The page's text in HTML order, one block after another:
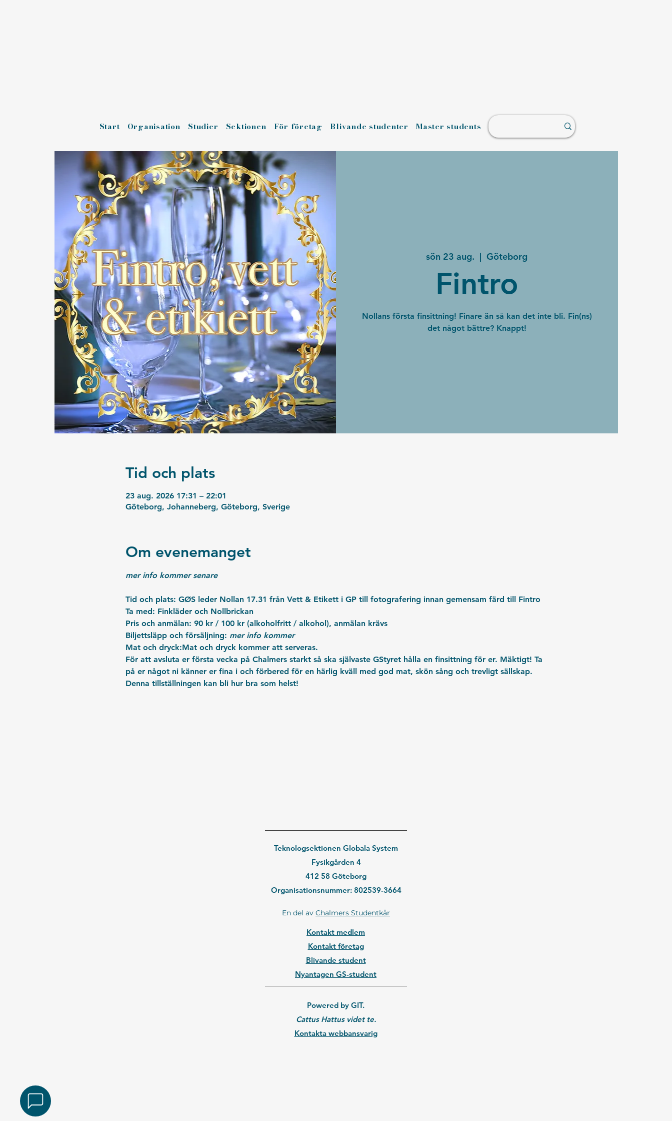
Start Organisation Studier Sektionen För företag Blivande studenter Master students
sön 23 aug.
  |
Göteborg
Fintro
Nollans första finsittning! Finare än så kan det inte bli. Fin(ns)
det något bättre? Knappt!
Tid och plats
23 aug. 2026 17:31 – 22:01
Göteborg, Johanneberg, Göteborg, Sverige
Om evenemanget
mer info kommer senare
Tid och plats: GØS leder Nollan 17.31 från Vett & Etikett i GP till fotografering innan gemensam färd till Fintro
Ta med: Finkläder och Nollbrickan
Pris och anmälan: 90 kr / 100 kr (alkoholfritt / alkohol), anmälan krävs
Biljettsläpp och försäljning: mer info kommer
Mat och dryck:Mat och dryck kommer att serveras.
För att avsluta er första vecka på Chalmers starkt så ska självaste GStyret hålla en finsittning för er. Mäktigt! Ta
på er något ni känner er fina i och förbered för en härlig kväll med god mat, skön sång och trevligt sällskap.
Denna tillställningen kan bli hur bra som helst!
Teknologsektionen Globala System
Fysikgården 4
412 58 Göteborg
Organisationsnummer: 802539-3664
En del av Chalmers Studentkår
Kontakt medlem
Kontakt företag
Blivande student
Nyantagen GS-student
Powered by GIT.
Cattus Hattus videt te.
Kontakta webbansvarig